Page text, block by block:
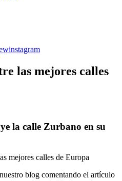
instagram
las mejores calles
la calle Zurbano en su
blog comentando el artículo